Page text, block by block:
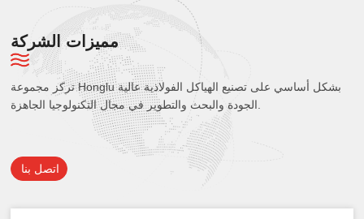
مميزات الشركة
تركز مجموعة Honglu بشكل أساسي على تصنيع الهياكل الفولاذية عالية
اتصل بنا